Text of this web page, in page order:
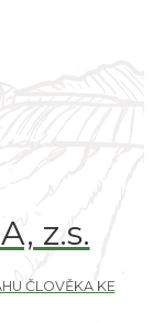
z.s.